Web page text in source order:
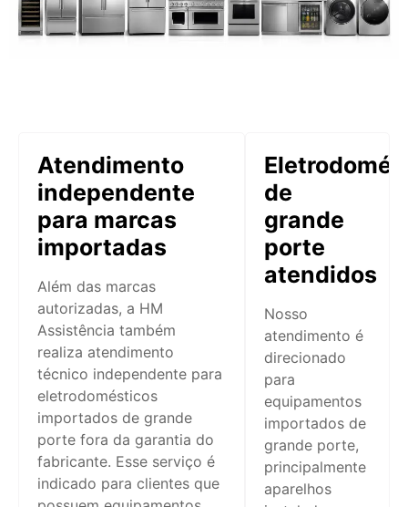
Atendimento
independente
para marcas
importadas
Além das marcas
autorizadas, a HM
Assistência também
realiza atendimento
técnico independente para
eletrodomésticos
importados de grande
porte fora da garantia do
fabricante. Esse serviço é
indicado para clientes que
de
grande
porte
atendidos
Nosso
atendimento é
direcionado
para
equipamentos
importados de
grande porte,
principalmente
aparelhos